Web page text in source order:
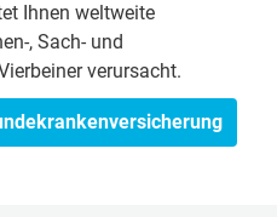
Ihnen weltweite
, Sach- und
verursacht.